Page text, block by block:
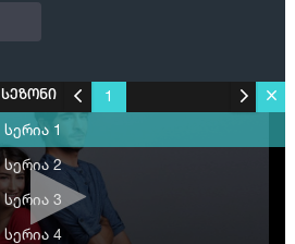
სეზონი
1
სერია 1
სერია 2
სერია 3
სერია 4